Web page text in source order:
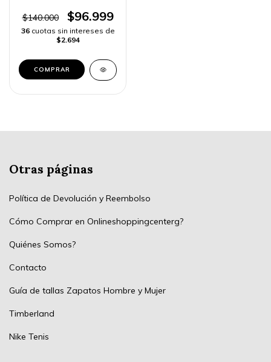
$140.000 $96.999
36 cuotas sin intereses de
$2.694
COMPRAR
Otras páginas
Política de Devolución y Reembolso
Cómo Comprar en Onlineshoppingcenterg?
Quiénes Somos?
Contacto
Guía de tallas Zapatos Hombre y Mujer
Timberland
Nike Tenis